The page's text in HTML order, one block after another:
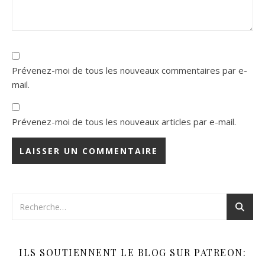
Prévenez-moi de tous les nouveaux commentaires par e-
mail.
Prévenez-moi de tous les nouveaux articles par e-mail.
ILS SOUTIENNENT LE BLOG SUR PATREON: